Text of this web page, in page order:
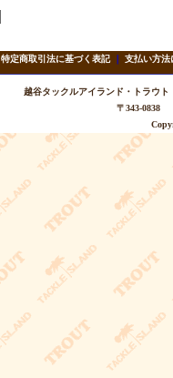
特定商取引法に基づく表記｜ 支払い方法
越谷タックルアイランド・トラ
〒343-0838